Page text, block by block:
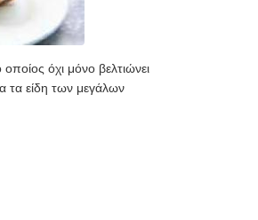
όχι μόνο βελτιώνει
τα είδη των μεγάλων